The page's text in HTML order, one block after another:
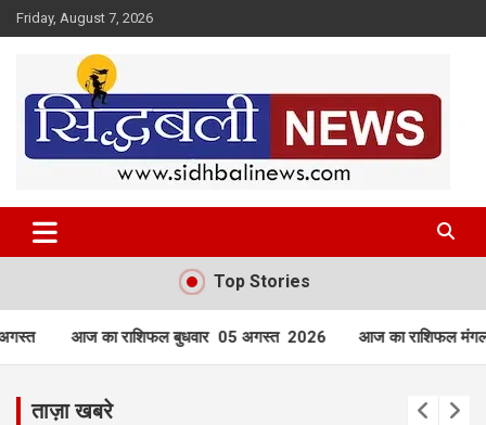
Skip
to
Friday, August 7, 2026
Sidhbali News
Top Stories
05 अगस्त 2026 आज का राशिफल मंगलवार 04 अगस्त 2026 आज
ताज़ा खबरे